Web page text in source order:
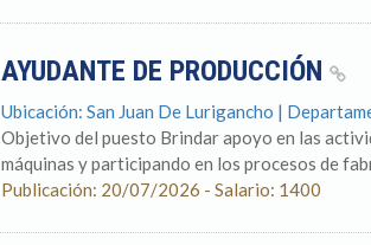
AYUDANTE DE PRODUCCIÓN
Ubicación: San Juan De Lurigancho |
Objetivo del puesto Brindar apoyo en las
máquinas y participando en los procesos de
Publicación: 20/07/2026 - Salario: 1400